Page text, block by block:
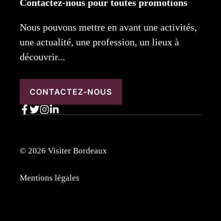
Contactez-nous pour toutes promotions
Nous pouvons mettre en avant une activités,
une actualité, une profession, un lieux à
découvrir...
CONTACTEZ-NOUS
© 2026 Visiter Bordeaux
Mentions légales